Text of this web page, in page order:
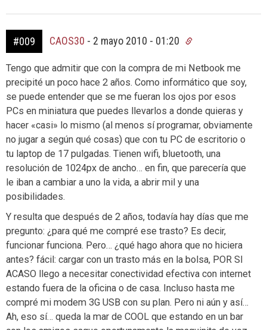
#009 CAOS30 - 2 mayo 2010 - 01:20
Tengo que admitir que con la compra de mi Netbook me
precipité un poco hace 2 años. Como informático que soy,
se puede entender que se me fueran los ojos por esos
PCs en miniatura que puedes llevarlos a donde quieras y
hacer «casi» lo mismo (al menos sí programar, obviamente
no jugar a según qué cosas) que con tu PC de escritorio o
tu laptop de 17 pulgadas. Tienen wifi, bluetooth, una
resolución de 1024px de ancho… en fin, que parecería que
le iban a cambiar a uno la vida, a abrir mil y una
posibilidades.
Y resulta que después de 2 años, todavía hay días que me
pregunto: ¿para qué me compré ese trasto? Es decir,
funcionar funciona. Pero… ¿qué hago ahora que no hiciera
antes? fácil: cargar con un trasto más en la bolsa, POR SI
ACASO llego a necesitar conectividad efectiva con internet
estando fuera de la oficina o de casa. Incluso hasta me
compré mi modem 3G USB con su plan. Pero ni aún y así…
Ah, eso sí… queda la mar de COOL que estando en un bar